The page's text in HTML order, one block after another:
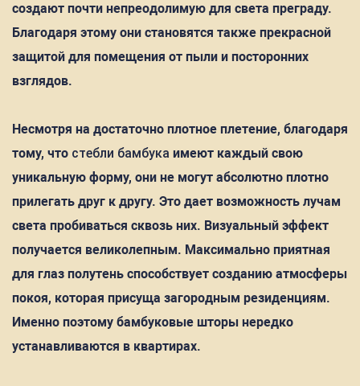
создают почти непреодолимую для света преграду.
Благодаря этому они становятся также прекрасной
защитой для помещения от пыли и посторонних
взглядов.
Несмотря на достаточно плотное плетение, благодаря
тому, что стебли бамбука имеют каждый свою
уникальную форму, они не могут абсолютно плотно
прилегать друг к другу. Это дает возможность лучам
света пробиваться сквозь них. Визуальный эффект
получается великолепным. Максимально приятная
для глаз полутень способствует созданию атмосферы
покоя, которая присуща загородным резиденциям.
Именно поэтому бамбуковые шторы нередко
устанавливаются в квартирах.